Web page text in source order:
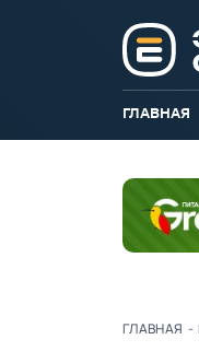
ГЛАВНАЯ
ГЛАВНАЯ -